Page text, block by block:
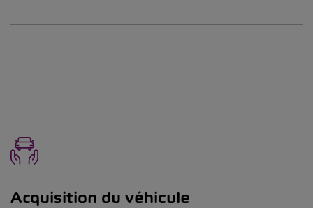
Acquisition du véhicule